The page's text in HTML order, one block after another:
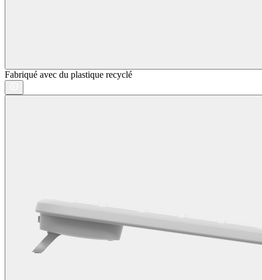
Fabriqué avec du plastique recyclé